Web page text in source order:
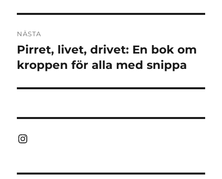
NÄSTA
Nästa
inlägg:
Pirret, livet, drivet: En bok om
kroppen för alla med snippa
Instagram